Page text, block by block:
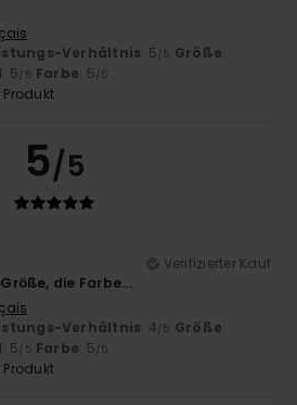
Verhältnis: 5/5 Größe:
: 5/5 Farbe: 5/5
5/5
Verifizierter Kauf
die Farbe...
Verhältnis: 4/5 Größe:
: 5/5 Farbe: 5/5